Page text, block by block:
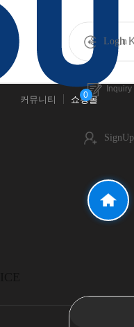
Login
Inquiry
0
SignUp
커뮤니티 쇼핑몰